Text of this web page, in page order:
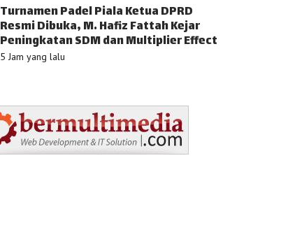
Turnamen Padel Piala Ketua DPRD
Resmi Dibuka, M. Hafiz Fattah Kejar
Peningkatan SDM dan Multiplier Effect
5 Jam yang lalu